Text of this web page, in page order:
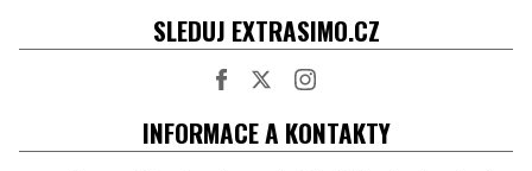
SLEDUJ EXTRASIMO.CZ
INFORMACE A KONTAKTY